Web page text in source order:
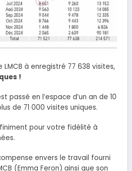
LMCB à enregistré 77 638 visites,
!
passé en l’espace d’un an de 10
de 71 000 visites uniques.
pour votre fidélité à
envers le travail fourni
(Emma Feron) ainsi que son